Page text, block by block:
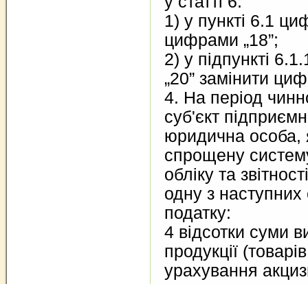
1) у пункті 6.1
цифрами „18”;
2) у підпункті
„20” замінити
4. На період
суб'єкт
юридична особа,
спрощену
обліку та
одну з наступних
податку:
4 відсотки суми
продукції
урахування